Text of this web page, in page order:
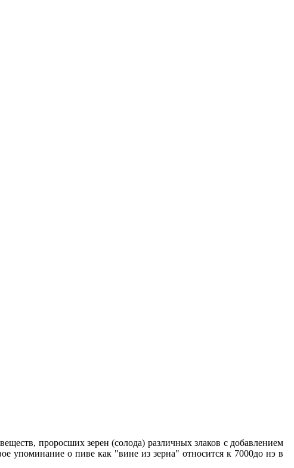
проросших зерен (солода) различных злаков с добавлением
упоминание о пиве как "вине из зерна" относится к 7000до нэ в